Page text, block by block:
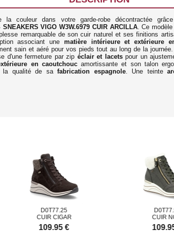
la couleur dans votre garde-robe décontractée
SNEAKERS VIGO W3W.6979 CUIR ARCILLA. Ce
remarquable de son cuir naturel et ses finitions
associant une matière intérieure et extérieure
sain et aéré pour vos pieds tout au long de la
d'une fermeture par zip éclair et lacetspour un
en caoutchoucamortissante et son talon
la qualité de safabrication espagnole. Une teinte
D0T77.25
CUIR CIGAR
109.95 €
D0T77.52
CUIR NOIR
109.95 €